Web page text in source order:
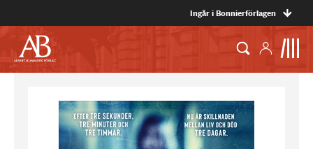
Ingår i Bonnierförlagen